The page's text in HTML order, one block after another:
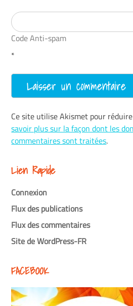
Code Anti-spam
*
Ce site utilise Akismet pour
savoir plus sur la façon dont les
commentaires sont traitées.
Lien Rapide
Connexion
Flux des publications
Flux des commentaires
Site de WordPress-FR
FACEBOOK